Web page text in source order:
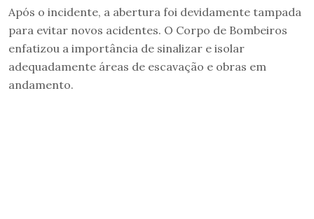
Após o incidente, a abertura foi devidamente tampada
para evitar novos acidentes. O Corpo de Bombeiros
enfatizou a importância de sinalizar e isolar
adequadamente áreas de escavação e obras em
andamento.